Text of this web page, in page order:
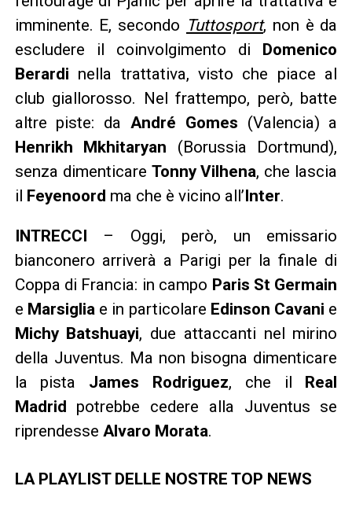
imminente. E, secondo Tuttosport, non è da
escludere il coinvolgimento di
Domenico
Berardi nella trattativa, visto che piace al
club giallorosso. Nel frattempo, però, batte
altre piste: da André Gomes (Valencia) a
Henrikh Mkhitaryan (Borussia Dortmund),
senza dimenticare Tonny Vilhena, che lascia
il
Feyenoord ma che è vicino all’ Inter.
INTRECCI
– Oggi, però, un emissario
bianconero arriverà a Parigi per la finale di
Coppa di Francia: in campo Paris St Germain
e Marsigliae in particolare Edinson Cavani e
Michy Batshuayi, due attaccanti nel mirino
della Juventus. Ma non bisogna dimenticare
la pista James Rodriguez, che il
Real
Madrid
potrebbe cedere alla Juventus se
riprendesse Alvaro Morata.
LA PLAYLIST DELLE NOSTRE TOP NEWS